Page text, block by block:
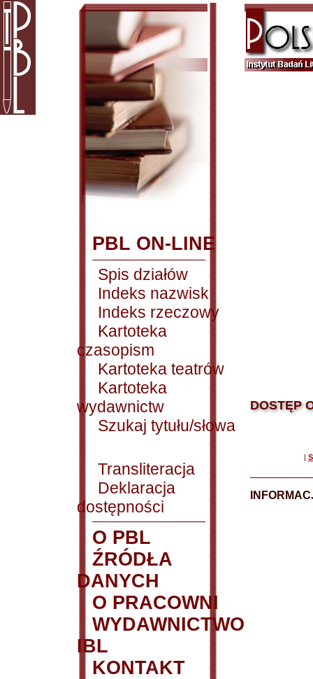
PBL ON-LINE
Spis działów
Indeks nazwisk
Indeks rzeczowy
Kartoteka
czasopism
Kartoteka teatrów
Kartoteka
wydawnictw
Szukaj tytułu/słowa
Transliteracja
Deklaracja
dostępności
O PBL
ŹRÓDŁA
DANYCH
O PRACOWNI
WYDAWNICTWO
IBL
KONTAKT
DOSTĘP
|